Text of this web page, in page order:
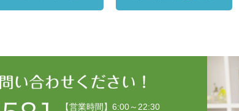
【営業時間】6:00～22:30